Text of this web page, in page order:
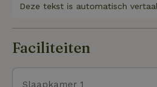
Deze tekst is automatisch
Faciliteiten
Slaapkamer 1